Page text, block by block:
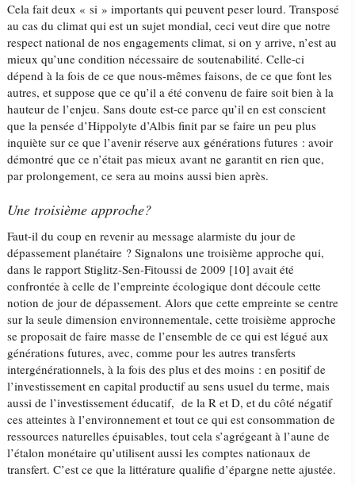
Cela fait deux « si » importants qui peuvent peser lourd. Transposé
au cas du climat qui est un sujet mondial, ceci veut dire que notre
respect national de nos engagements climat, si on y arrive, n’est au
mieux qu’une condition nécessaire de soutenabilité. Celle-ci
dépend à la fois de ce que nous-mêmes faisons, de ce que font les
autres, et suppose que ce qu’il a été convenu de faire soit bien à la
hauteur de l’enjeu. Sans doute est-ce parce qu’il en est conscient
que la pensée d’Hippolyte d’Albis finit par se faire un peu plus
inquiète sur ce que l’avenir réserve aux générations futures : avoir
démontré que ce n’était pas mieux avant ne garantit en rien que,
par prolongement, ce sera au moins aussi bien après.
Une troisième approche?
Faut-il du coup en revenir au message alarmiste du jour de
dépassement planétaire ? Signalons une troisième approche qui,
dans le rapport Stiglitz-Sen-Fitoussi de 2009 [10] avait été
confrontée à celle de l’empreinte écologique dont découle cette
notion de jour de dépassement. Alors que cette empreinte se centre
sur la seule dimension environnementale, cette troisième approche
se proposait de faire masse de l’ensemble de ce qui est légué aux
générations futures, avec, comme pour les autres transferts
intergénérationnels, à la fois des plus et des moins : en positif de
l’investissement en capital productif au sens usuel du terme, mais
aussi de l’investissement éducatif, de la R et D, et du côté négatif
ces atteintes à l’environnement et tout ce qui est consommation de
ressources naturelles épuisables, tout cela s’agrégeant à l’aune de
l’étalon monétaire qu’utilisent aussi les comptes nationaux de
transfert. C’est ce que la littérature qualifie d’épargne nette ajustée.